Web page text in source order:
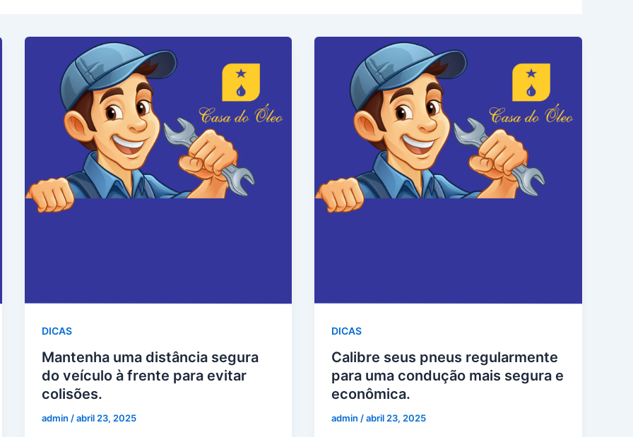
DICAS
Mantenha uma distância segura
do veículo à frente para evitar
colisões.
admin /abril 23, 2025
DICAS
Calibre seus pneus regularmente
para uma condução mais segura e
econômica.
admin/abril 23, 2025